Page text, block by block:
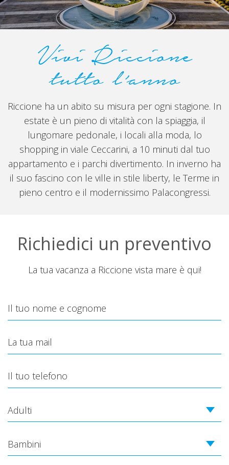
Vivi Riccione
tutto l’anno
Riccione ha un abito su misura per ogni stagione. In
estate è un pieno di vitalità con la spiaggia, il
lungomare pedonale, i locali alla moda, lo
shopping in viale Ceccarini, a 10 minuti dal tuo
appartamento e i parchi divertimento. In inverno ha
il suo fascino con le ville in stile liberty, le Terme in
pieno centro e il modernissimo Palacongressi.
Richiedici un preventivo
La tua vacanza a Riccione vista mare è qui!